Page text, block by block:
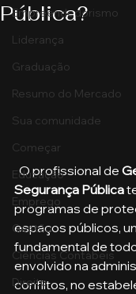
Empreendedorismo
Liderança
Graduação
Resumo do Mercado
Sua comunidade
Começar
Educação
Emprego
Gestão
Ciências Contábeis
Direito
Pública?
  O profissional de
Segurança Pública
programas de
espaços públicos,
fundamental de
envolvido na
conflitos, no